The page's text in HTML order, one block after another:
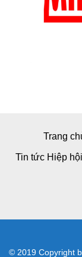
Trang
Tin tức Hiệp hội
© 2019 Copyright